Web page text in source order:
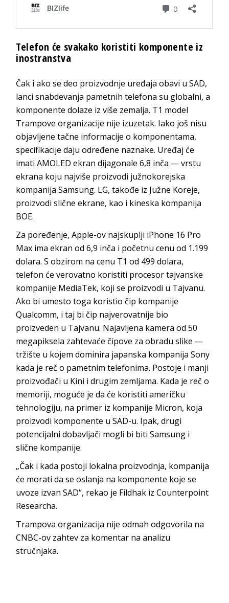
Telefon će svakako koristiti komponente iz
inostranstva
Čak i ako se deo proizvodnje uređaja obavi u SAD,
lanci snabdevanja pametnih telefona su globalni, a
komponente dolaze iz više zemalja. T1 model
Trampove organizacije nije izuzetak. Iako još nisu
objavljene tačne informacije o komponentama,
specifikacije daju određene naznake. Uređaj će
imati AMOLED ekran dijagonale 6,8 inča — vrstu
ekrana koju najviše proizvodi južnokorejska
kompanija Samsung. LG, takođe iz Južne Koreje,
proizvodi slične ekrane, kao i kineska kompanija
BOE.
Za poređenje, Apple-ov najskuplji iPhone 16 Pro
Max ima ekran od 6,9 inča i početnu cenu od 1.199
dolara. S obzirom na cenu T1 od 499 dolara,
telefon će verovatno koristiti procesor tajvanske
kompanije MediaTek, koji se proizvodi u Tajvanu.
Ako bi umesto toga koristio čip kompanije
Qualcomm, i taj bi čip najverovatnije bio
proizveden u Tajvanu. Najavljena kamera od 50
megapiksela zahtevaće čipove za obradu slike —
tržište u kojem dominira japanska kompanija Sony
kada je reč o pametnim telefonima. Postoje i manji
proizvođači u Kini i drugim zemljama. Kada je reč o
memoriji, moguće je da će koristiti američku
tehnologiju, na primer iz kompanije Micron, koja
proizvodi komponente u SAD-u. Ipak, drugi
potencijalni dobavljači mogli bi biti Samsung i
slične kompanije.
„Čak i kada postoji lokalna proizvodnja, kompanija
će morati da se oslanja na komponente koje se
uvoze izvan SAD“, rekao je Fildhak iz Counterpoint
Researcha.
Trampova organizacija nije odmah odgovorila na
CNBC-ov zahtev za komentar na analizu
stručnjaka.